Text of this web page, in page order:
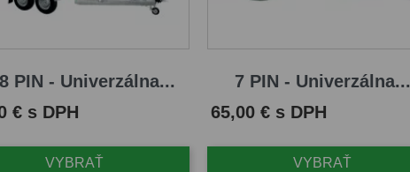
PIN - Univerzálna...
€ s DPH
VYBRAŤ
7 PIN - Univerzálna...
Cena
65,00 € s DPH
VYBRAŤ